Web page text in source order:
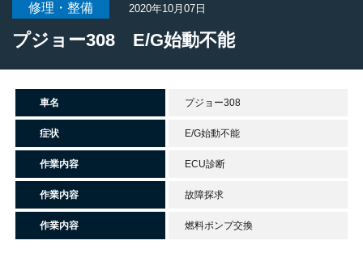
修理・整備 2020年10月07日
プジョー308 E/G始動不能
車名 プジョー308
症状 E/G始動不能
作業内容 ECU診断
作業内容 故障探求
作業内容 燃料ポンプ交換